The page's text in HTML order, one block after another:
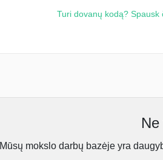
Turi dovanų kodą? Spausk
Mūsų mokslo darbų bazėje yra